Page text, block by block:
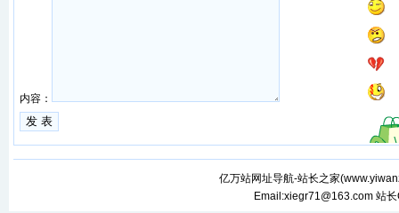
内容：
亿万站网址导航-站长之家(
Email:xiegr71@163.com 站